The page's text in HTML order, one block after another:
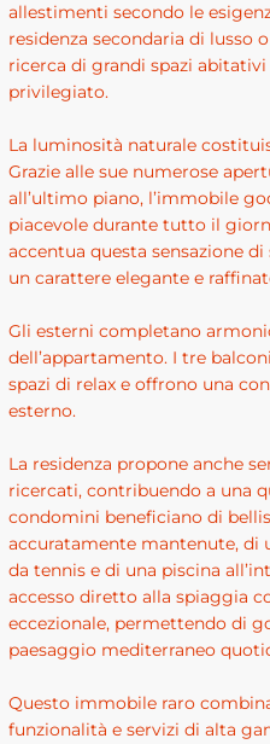
allestimenti secondo le
residenza secondaria di lusso
ricerca di grandi spazi
privilegiato.
La luminosità naturale
Grazie alle sue numerose
all’ultimo piano, l’immobile
piacevole durante tutto il
accentua questa sensazione
un carattere elegante e
Gli esterni completano
dell’appartamento. I tre
spazi di relax e offrono una
esterno.
La residenza propone anche
ricercati, contribuendo a una
condomini beneficiano di
accuratamente mantenute, di
da tennis e di una piscina
accesso diretto alla spiaggia
eccezionale, permettendo di
paesaggio mediterraneo
Questo immobile raro
funzionalità e servizi di alta